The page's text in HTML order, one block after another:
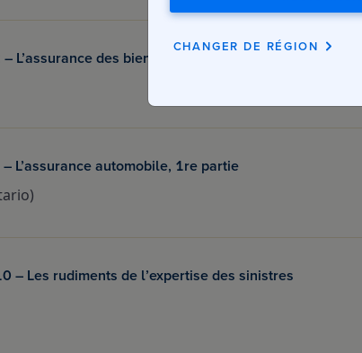
L’assurance des biens
L’assurance automobile, 1re partie
– Les rudiments de l’expertise des sinistres
CHANGER DE RÉGION